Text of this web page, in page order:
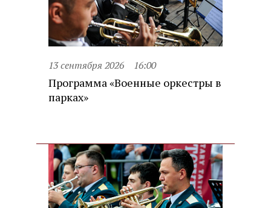
13 сентября 2026 16:00
Программа «Военные оркестры в
парках»